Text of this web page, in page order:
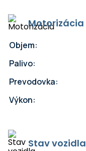
Motorizácia
Objem:
Palivo:
Prevodovka:
Výkon:
Stav vozidla